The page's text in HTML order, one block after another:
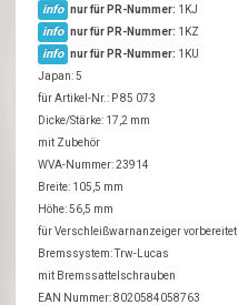
info nur für PR-Nummer: 1KJ
info nur für PR-Nummer: 1KZ
info nur für PR-Nummer: 1KU
Japan: 5
für Artikel-Nr.: P 85 073
Dicke/Stärke: 17,2 mm
mit Zubehör
WVA-Nummer: 23914
Breite: 105,5 mm
Höhe: 56,5 mm
für Verschleißwarnanzeiger vorbereitet
Bremssystem: Trw-Lucas
mit Bremssattelschrauben
EAN Nummer: 8020584058763